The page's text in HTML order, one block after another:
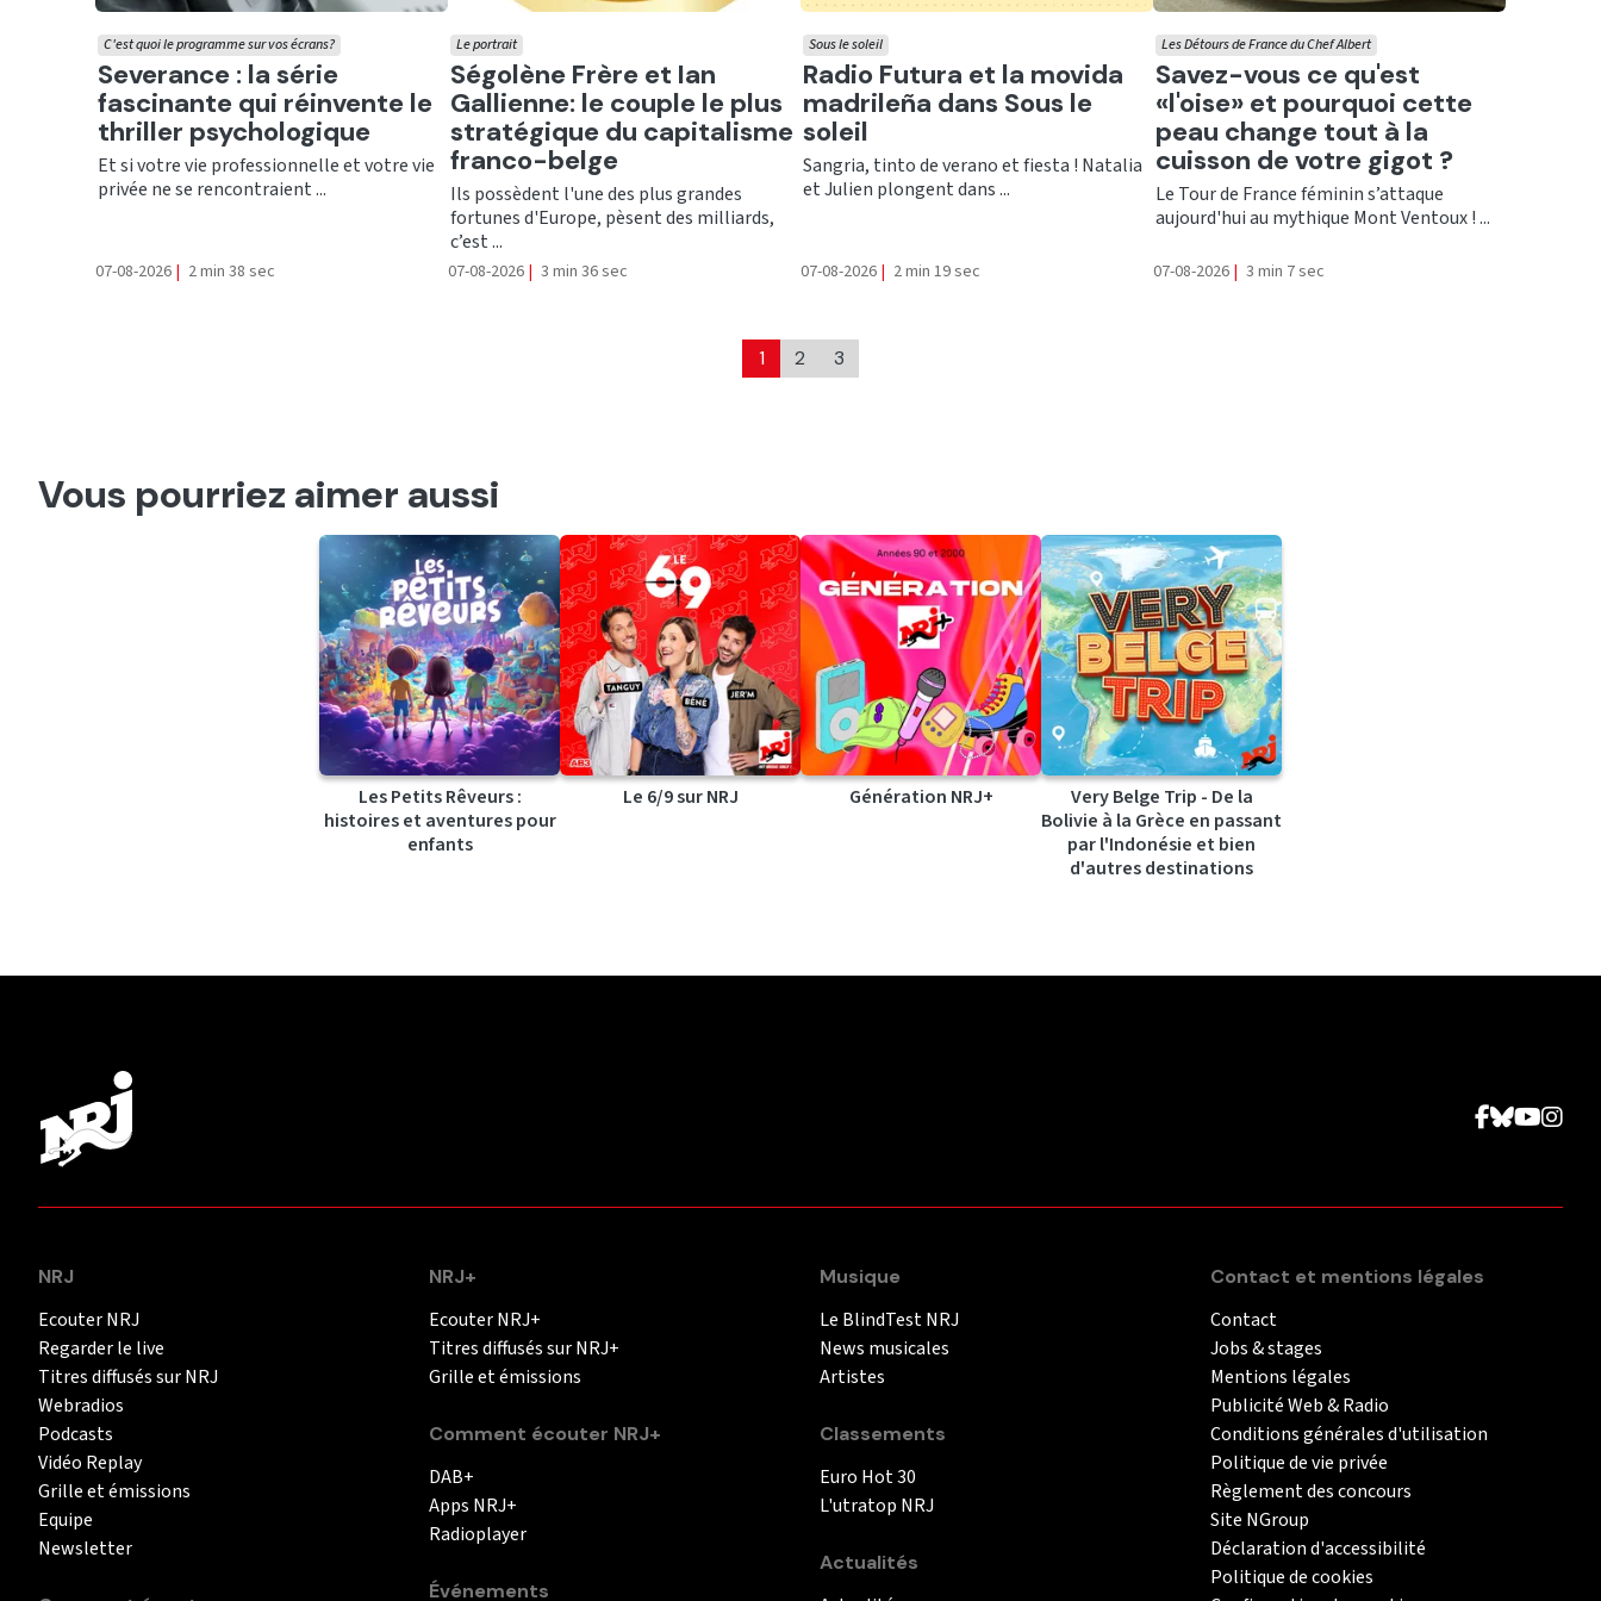
Ecouter
Severance : la série
fascinante qui réinvente le
thriller psychologique
C'est quoi le programme sur vos écrans?
Et si votre vie professionnelle et votre vie
privée ne se rencontraient ...
07-08-2026 | 2 min 38 sec
Ecouter
Ségolène Frère et Ian
Gallienne: le couple le plus
stratégique du capitalisme
franco-belge
Le portrait
Ils possèdent l'une des plus grandes
fortunes d'Europe, pèsent des milliards,
c’est ...
07-08-2026 | 3 min 36 sec
Ecouter
Radio Futura et la movida
madrileña dans Sous le
soleil
Sous le soleil
Sangria, tinto de verano et fiesta ! Natalia
et Julien plongent dans ...
07-08-2026 | 2 min 19 sec
Ecouter
Savez-vous ce qu'est
«l'oise» et pourquoi cette
peau change tout à la
cuisson de votre gigot ?
Les Détours de France du Chef Albert
Le Tour de France féminin s’attaque
aujourd'hui au mythique Mont Ventoux ! ...
07-08-2026 | 3 min 7 sec
1 2 3
Vous pourriez aimer aussi
Les Petits Rêveurs :
histoires et aventures pour
enfants
Le 6/9 sur NRJ Génération NRJ+
Very Belge Trip - De la
Bolivie à la Grèce en passant
par l'Indonésie et bien
d'autres destinations
NRJ
Ecouter NRJ
Regarder le live
Titres diffusés sur NRJ
Webradios
Podcasts
Vidéo Replay
Grille et émissions
Equipe
Newsletter
NRJ+
Ecouter NRJ+
Titres diffusés sur NRJ+
Grille et émissions
Comment écouter NRJ+
DAB+
Apps NRJ+
Radioplayer
Événements
Musique
Le BlindTest NRJ
News musicales
Artistes
Classements
Euro Hot 30
L'utratop NRJ
Actualités
Contact et mentions légales
Contact
Jobs & stages
Mentions légales
Publicité Web & Radio
Conditions générales d'utilisation
Politique de vie privée
Règlement des concours
Site NGroup
Déclaration d'accessibilité
Politique de cookies